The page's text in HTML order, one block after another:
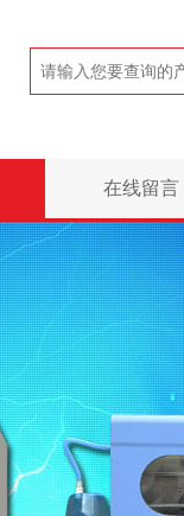
在线留言